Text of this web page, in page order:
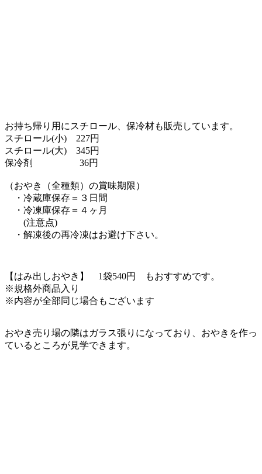
お持ち帰り用にスチロール、保冷材も販売しています。
スチロール(小) 227円
スチロール(大) 345円
保冷剤 36円
（おやき（全種類）の賞味期限）
・冷蔵庫保存＝３日間
・冷凍庫保存＝４ヶ月
(注意点)
・解凍後の再冷凍はお避け下さい。
【はみ出しおやき】 1袋540円 もおすすめです。
※規格外商品入り
※内容が全部同じ場合もございます
おやき売り場の隣はガラス張りになっており、おやきを作っ
ているところが見学できます。